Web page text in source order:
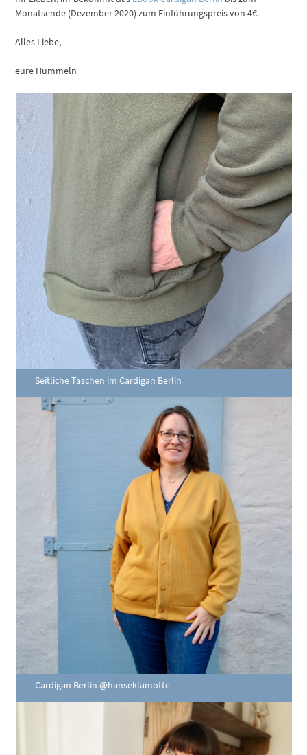
Monatsende (Dezember 2020) zum Einführungspreis von 4€.
Alles Liebe,
eure Hummeln
Seitliche Taschen im Cardigan Berlin
Cardigan Berlin @hanseklamotte